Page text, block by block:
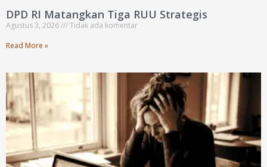
DPD RI Matangkan Tiga RUU Strategis
Agustus 3, 2026
Tidak ada komentar
Read More »